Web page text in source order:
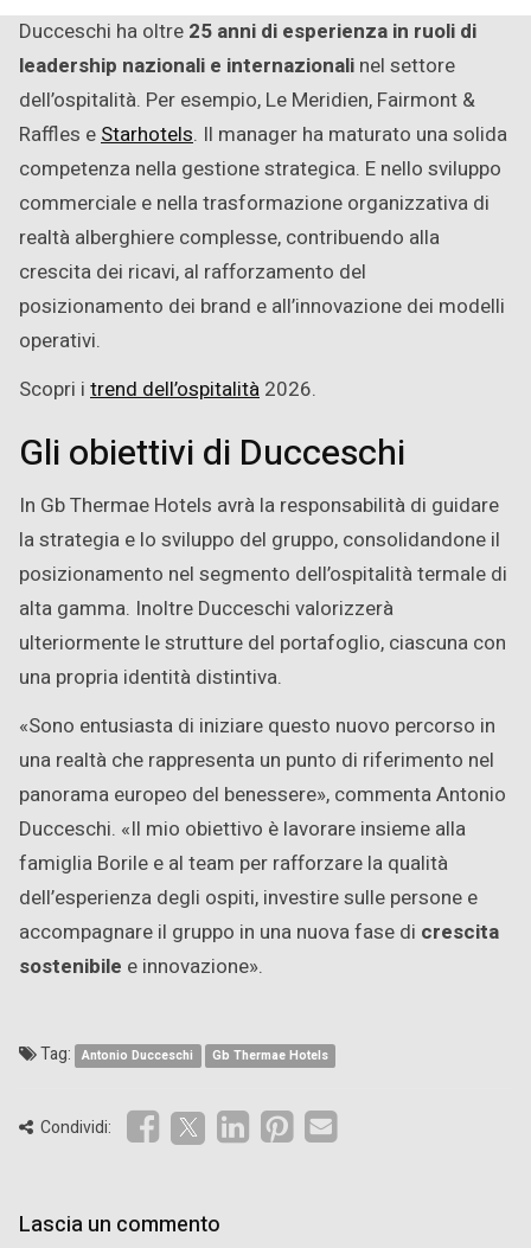
Ducceschi ha oltre 25 anni di esperienza in ruoli di
leadership nazionali e internazionali nel settore
dell’ospitalità. Per esempio, Le Meridien, Fairmont &
Raffles eStarhotels. Il manager ha maturato una solida
competenza nella gestione strategica. E nello sviluppo
commerciale e nella trasformazione organizzativa di
realtà alberghiere complesse, contribuendo alla
crescita dei ricavi, al rafforzamento del
posizionamento dei brand e all’innovazione dei modelli
operativi.
Scopri i trend dell’ospitalità 2026.
Gli obiettivi di Ducceschi
In Gb Thermae Hotels avrà la responsabilità di guidare
la strategia e lo sviluppo del gruppo, consolidandone il
posizionamento nel segmento dell’ospitalità termale di
alta gamma. Inoltre Ducceschi valorizzerà
ulteriormente le strutture del portafoglio, ciascuna con
una propria identità distintiva.
«Sono entusiasta di iniziare questo nuovo percorso in
una realtà che rappresenta un punto di riferimento nel
panorama europeo del benessere», commenta Antonio
Ducceschi. «Il mio obiettivo è lavorare insieme alla
famiglia Borile e al team per rafforzare la qualità
dell’esperienza degli ospiti, investire sulle persone e
accompagnare il gruppo in una nuova fase di crescita
sostenibile e innovazione».
Tag: Antonio Ducceschi Gb Thermae Hotels
Condividi:
Lascia un commento